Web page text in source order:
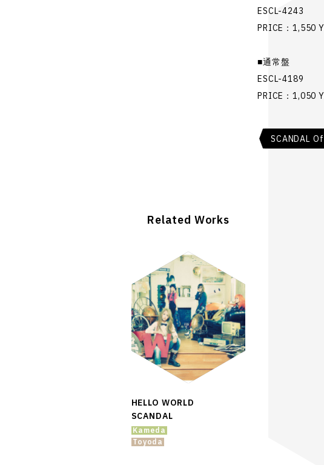
ESCL-4243
PRICE：1,550
■通常盤
ESCL-4189
PRICE：1,050
SCANDAL
Related Works
HELLO WORLD
SCANDAL
Kameda
Toyoda